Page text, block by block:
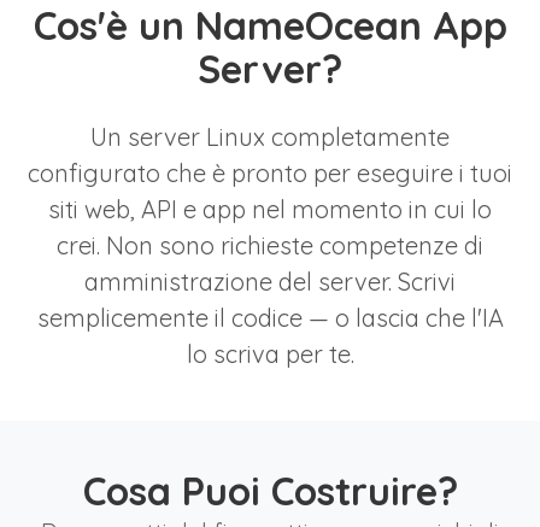
Cos'è un NameOcean App
Server?
Un server Linux completamente
configurato che è pronto per eseguire i tuoi
siti web, API e app nel momento in cui lo
crei. Non sono richieste competenze di
amministrazione del server. Scrivi
semplicemente il codice — o lascia che l'IA
lo scriva per te.
Cosa Puoi Costruire?